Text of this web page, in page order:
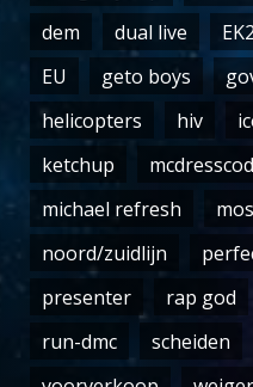
dem
dual live
EU
geto boys
helicopters
hiv
ketchup
michael refresh
noord/zuidlijn
presenter
rap god
run-dmc
scheiden